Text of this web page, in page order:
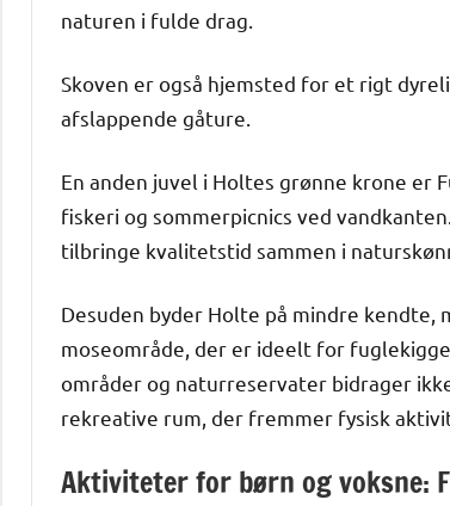
naturen i fulde drag.
Skoven er også hjemsted for et rigt
afslappende gåture.
En anden juvel i Holtes grønne krone er
fiskeri og sommerpicnics ved
tilbringe kvalitetstid sammen i
Desuden byder Holte på mindre
moseområde, der er ideelt for
områder og naturreservater bidrager
rekreative rum, der fremmer fysisk
Aktiviteter for børn og voksne: